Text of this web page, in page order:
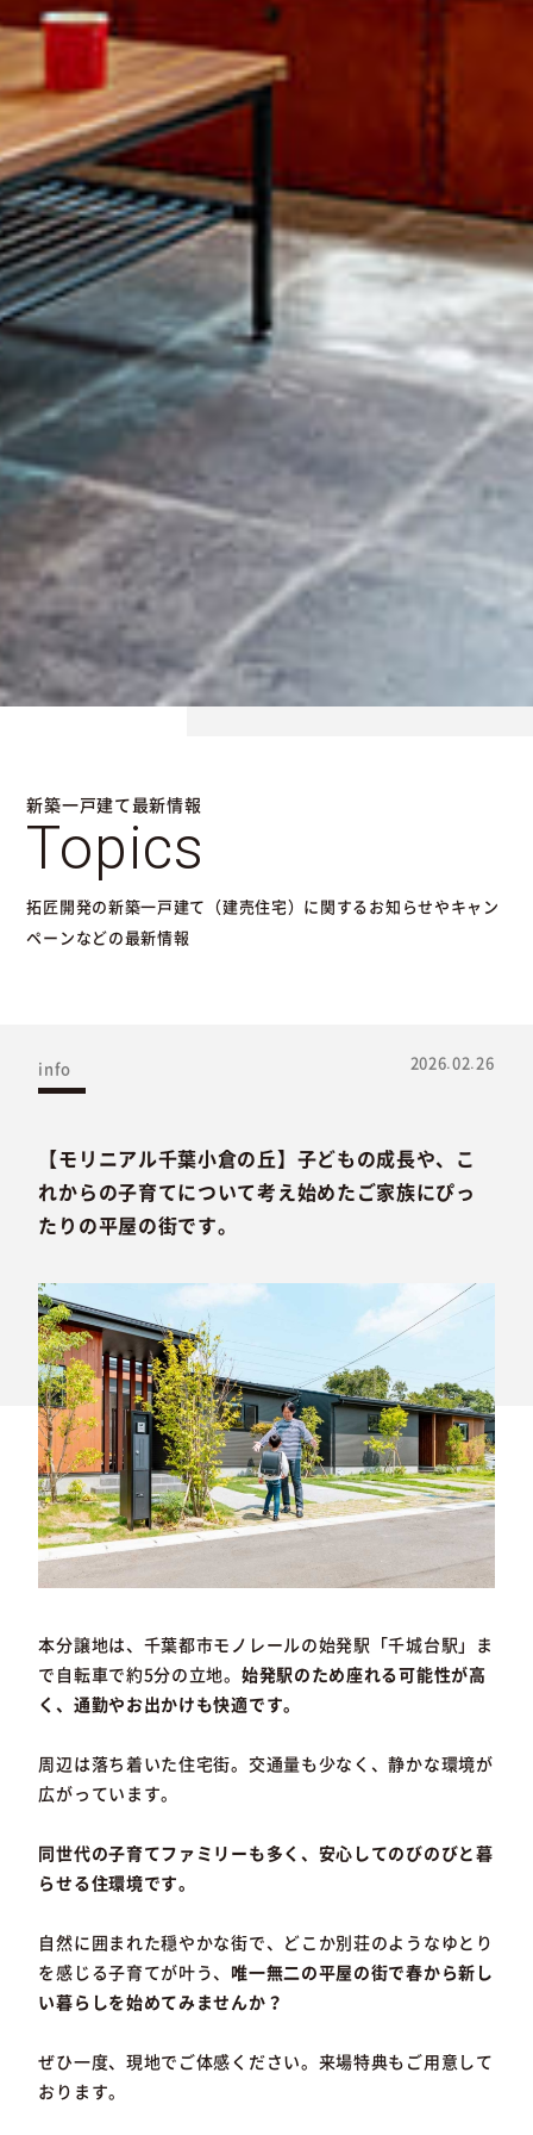
新築一戸建て最新情報
Topics
拓匠開発の新築一戸建て（建売住宅）に関するお知らせやキャン
ペーンなどの最新情報
info 2026.02.26
【モリニアル千葉小倉の丘】子どもの成長や、こ
れからの子育てについて考え始めたご家族にぴっ
たりの平屋の街です。
本分譲地は、千葉都市モノレールの始発駅「千城台駅」ま
で自転車で約5分の立地。 始発駅のため座れる可能性が高
く、通勤やお出かけも快適です。
周辺は落ち着いた住宅街。交通量も少なく、静かな環境が
広がっています。
同世代の子育てファミリーも多く、安心してのびのびと暮
らせる住環境です。
自然に囲まれた穏やかな街で、どこか別荘のようなゆとり
を感じる子育てが叶う、 唯一無二の平屋の街で春から新し
い暮らしを始めてみませんか？
ぜひ一度、現地でご体感ください。来場特典もご用意して
おります。